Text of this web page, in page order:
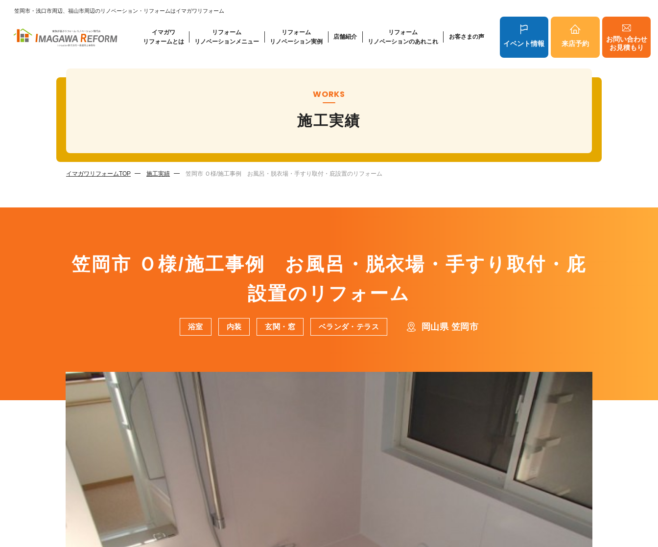
笠岡市・浅口市周辺、福山市周辺のリノベーション・リフォームはイマガワリフォーム
イマガワ
リフォームとは
リフォーム
リノベーションメニュー
リフォーム
リノベーション実例
店舗紹介
リフォーム
リノベーションのあれこれ
お客さまの声
イベント情報 来店予約
お問い合わせ
お見積もり
WORKS
施工実績
イマガワリフォームTOP 施工実績 笠岡市 Ｏ様/施工事例 お風呂・脱衣場・手すり取付・庇設置のリフォーム
笠岡市 Ｏ様/施工事例 お風呂・脱衣場・手すり取付・庇
設置のリフォーム
浴室 内装 玄関・窓 ベランダ・テラス 岡山県 笠岡市